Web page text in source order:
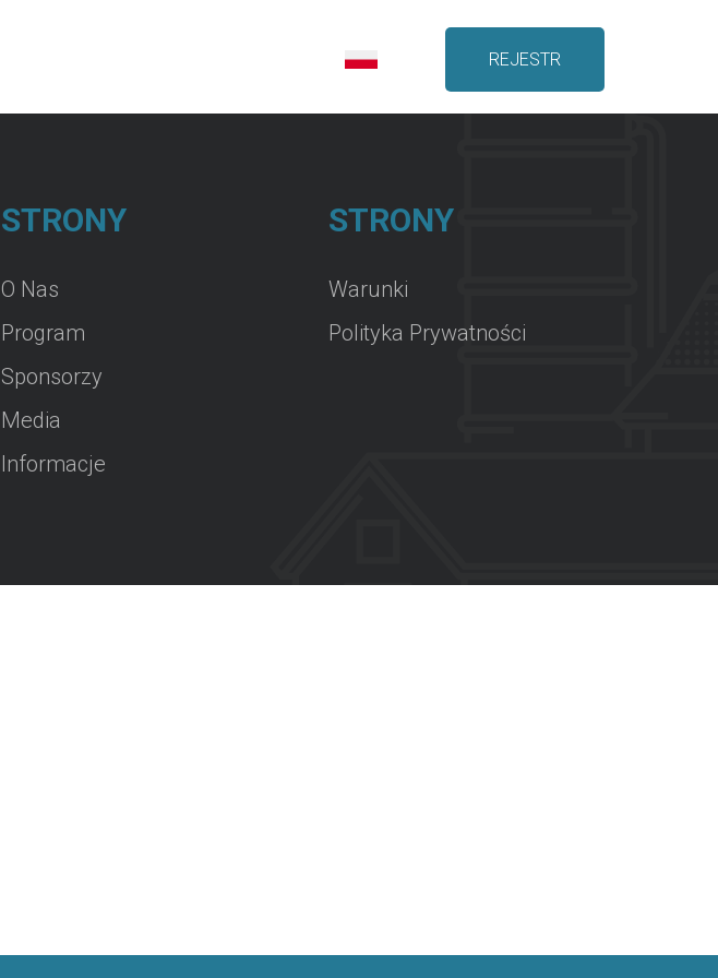
REJESTR
STRONY
O Nas
Program
Sponsorzy
Media
Informacje
STRONY
Warunki
Polityka Prywatności